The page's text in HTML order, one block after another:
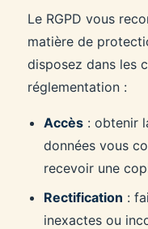
Le RGPD vous
matière de
disposez dans les
réglementation :
Accès : obtenir
données vous
recevoir une
Rectification :
inexactes ou